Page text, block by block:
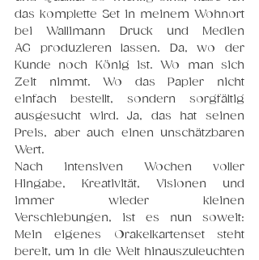
das komplette Set in meinem Wohnort
bei Wallimann Druck und Medien
AG produzieren lassen. Da, wo der
Kunde noch König ist. Wo man sich
Zeit nimmt. Wo das Papier nicht
einfach bestellt, sondern sorgfältig
ausgesucht wird. Ja, das hat seinen
Preis, aber auch einen unschätzbaren
Wert.
Nach intensiven Wochen voller
Hingabe, Kreativität, Visionen und
immer wieder kleinen
Verschiebungen, ist es nun soweit:
Mein eigenes Orakelkartenset steht
bereit, um in die Welt hinauszuleuchten